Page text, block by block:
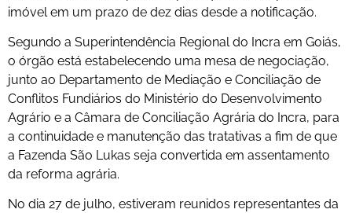
imóvel em um prazo de dez dias desde a notificação.
Segundo a Superintendência Regional do Incra em Goiás,
o órgão está estabelecendo uma mesa de negociação,
junto ao Departamento de Mediação e Conciliação de
Conflitos Fundiários do Ministério do Desenvolvimento
Agrário e a Câmara de Conciliação Agrária do Incra, para
a continuidade e manutenção das tratativas a fim de que
a Fazenda São Lukas seja convertida em assentamento
da reforma agrária.
No dia 27 de julho, estiveram reunidos representantes da